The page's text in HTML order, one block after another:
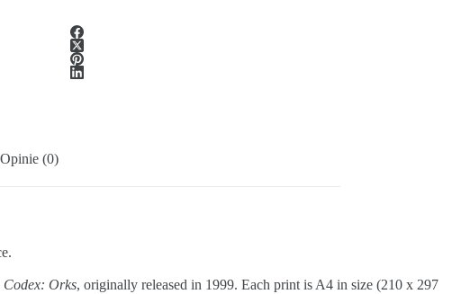
Opinie (0)
Codex: Orks, originally released in 1999. Each print is A4 in size (210 x 297